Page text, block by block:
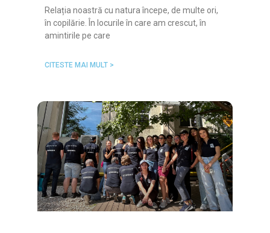
Relația noastră cu natura începe, de multe ori,
în copilărie. În locurile în care am crescut, în
amintirile pe care
CITESTE MAI MULT >